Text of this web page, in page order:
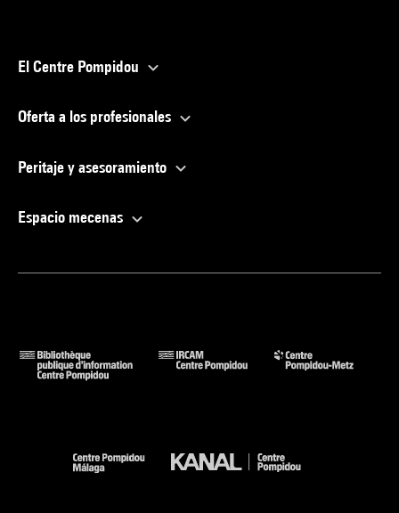
El Centre Pompidou
Oferta a los profesionales
Peritaje y asesoramiento
Espacio mecenas